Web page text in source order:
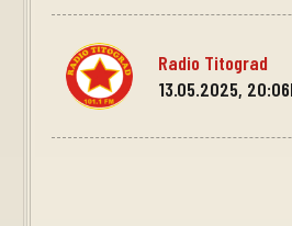
Radio Titograd
13.05.2025,